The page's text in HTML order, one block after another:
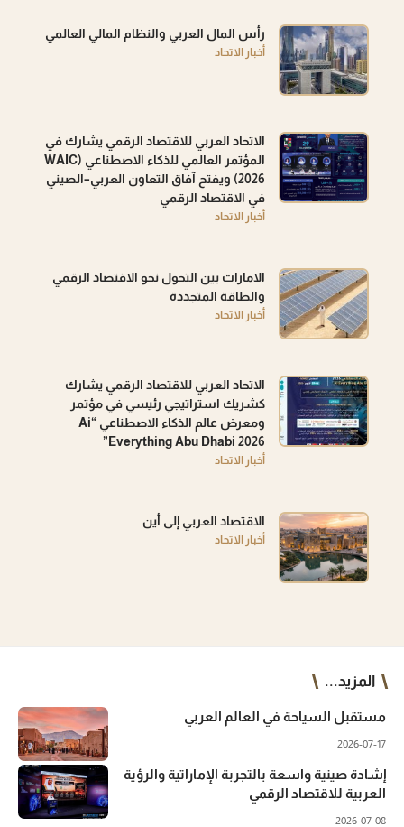
رأس المال العربي والنظام المالي العالمي
أخبار الاتحاد
الاتحاد العربي للاقتصاد الرقمي يشارك في
المؤتمر العالمي للذكاء الاصطناعي (WAIC
2026) ويفتح آفاق التعاون العربي–الصيني
في الاقتصاد الرقمي
أخبار الاتحاد
الامارات بين التحول نحو الاقتصاد الرقمي
والطاقة المتجددة
أخبار الاتحاد
الاتحاد العربي للاقتصاد الرقمي يشارك
كشريك استراتيجي رئيسي في مؤتمر
ومعرض عالم الذكاء الاصطناعي “Ai
Everything Abu Dhabi 2026”
أخبار الاتحاد
الاقتصاد العربي إلى أين
أخبار الاتحاد
المزيد...
مستقبل السياحة في العالم العربي
2026-07-17
إشادة صينية واسعة بالتجربة الإماراتية والرؤية
العربية للاقتصاد الرقمي
2026-07-08